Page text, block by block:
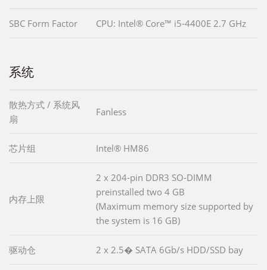
SBC Form Factor CPU: Intel® Core™ i5-4400E 2.7 GHz
系统
散热方式 / 系统风
扇
Fanless
芯片组 Intel® HM86
内存上限
2 x 204-pin DDR3 SO-DIMM
preinstalled two 4 GB
(Maximum memory size supported by
the system is 16 GB)
驱动仓 2 x 2.5� SATA 6Gb/s HDD/SSD bay